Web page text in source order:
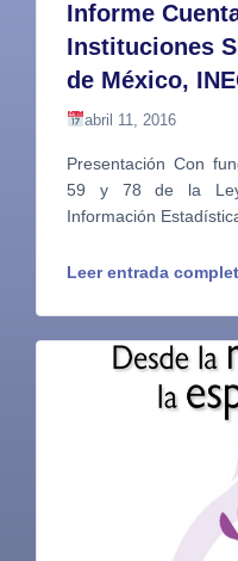
Informe
Instituciones
de México,
abril 11, 2016
Presentación Con
59 y 78 de la Ley
Información Estadística
Leer entrada